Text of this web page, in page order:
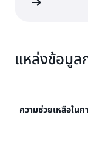
แหล่งข้อมูล
ความช่วยเหลือในก